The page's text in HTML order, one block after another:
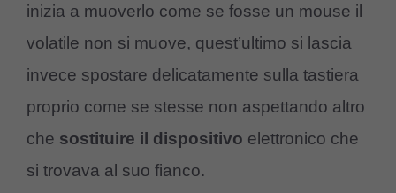
inizia a muoverlo come se fosse un mouse il
volatile non si muove, quest’ultimo si lascia
invece spostare delicatamente sulla tastiera
proprio come se stesse non aspettando altro
che sostituire il dispositivo elettronico che
si trovava al suo fianco.